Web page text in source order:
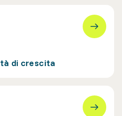
di crescita